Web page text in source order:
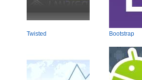
Twisted Bootstrap